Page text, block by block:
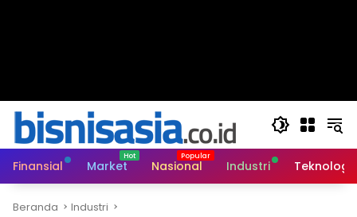
Finansial Market Nasional Industri Teknologi
Beranda Industri